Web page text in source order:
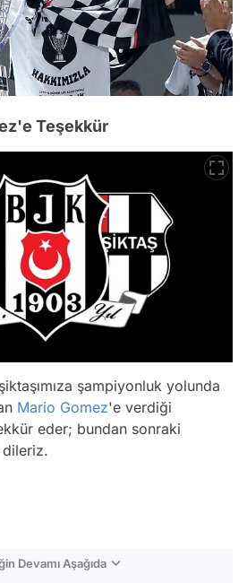
Teşekkür
şampiyonluk yolunda
Mario Gomez'e verdiği
eder; bundan sonraki
dileriz.
Devamı Aşağıda